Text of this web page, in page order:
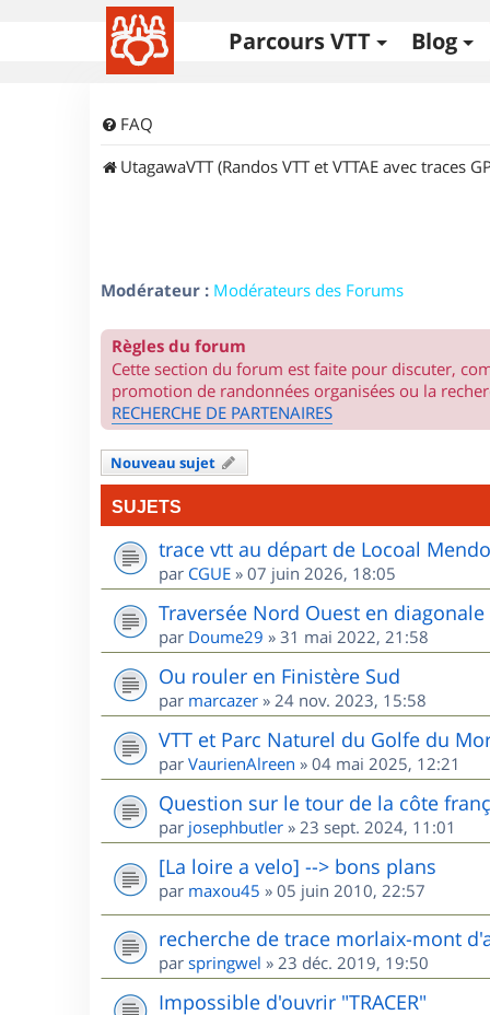
Parcours VTT Blog
FAQ
UtagawaVTT (Randos VTT et VTTAE avec traces
Modérateur : Modérateurs des Forums
Règles du forum
Cette section du forum est faite pour discuter,
promotion de randonnées organisées ou la
RECHERCHE DE PARTENAIRES
Nouveau sujet
SUJETS
trace vtt au départ de Locoal
par CGUE » 07 juin 2026, 18:05
Traversée Nord Ouest en diagonale
par Doume29 » 31 mai 2022, 21:58
Ou rouler en Finistère Sud
par marcazer » 24 nov. 2023, 15:58
VTT et Parc Naturel du Golfe du
par VaurienAlreen » 04 mai 2025, 12:21
Question sur le tour de la côte
par josephbutler » 23 sept. 2024, 11:01
[La loire a velo] --> bons plans
par maxou45 » 05 juin 2010, 22:57
recherche de trace morlaix-mont
par springwel » 23 déc. 2019, 19:50
Impossible d'ouvrir "TRACER"